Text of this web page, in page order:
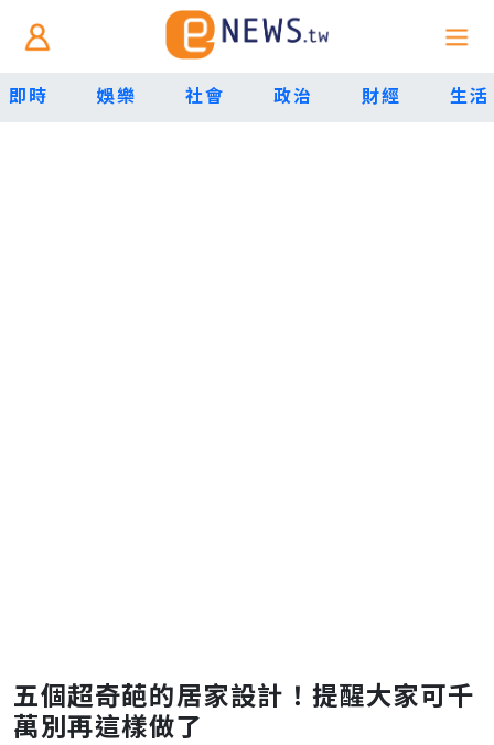
即時 娛樂 社會 政治 財經 生活
五個超奇葩的居家設計！提醒大家可千
萬別再這樣做了